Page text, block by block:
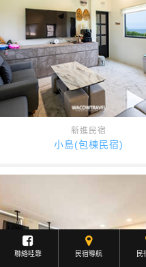
新進民宿
小島(包棟民宿)
聯絡哇靠 民宿導航 民